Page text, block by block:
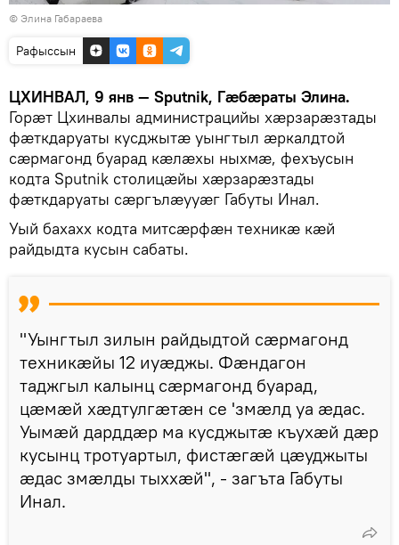
© Элина Габараева
Рафыссын
ЦХИНВАЛ, 9 янв — Sputnik, Гæбæраты Элина.
Горæт Цхинвалы администрацийы хæрзарæзтады
фæткдаруаты кусджытæ уынгтыл æркалдтой
сæрмагонд буарад кæлæхы ныхмæ, фехъусын
кодта Sputnik столицæйы хæрзарæзтады
фæткдаруаты сæргълæууæг Габуты Инал.
Уый бахахх кодта митсæрфæн техникæ кæй
райдыдта кусын сабаты.
"Уынгтыл зилын райдыдтой сæрмагонд
техникæйы 12 иуæджы. Фæндагон
таджгыл калынц сæрмагонд буарад,
цæмæй хæдтулгæтæн се 'змæлд уа æдас.
Уымæй дарддæр ма кусджытæ къухæй дæр
кусынц тротуартыл, фистæгæй цæуджыты
æдас змæлды тыххæй", - загъта Габуты
Инал.